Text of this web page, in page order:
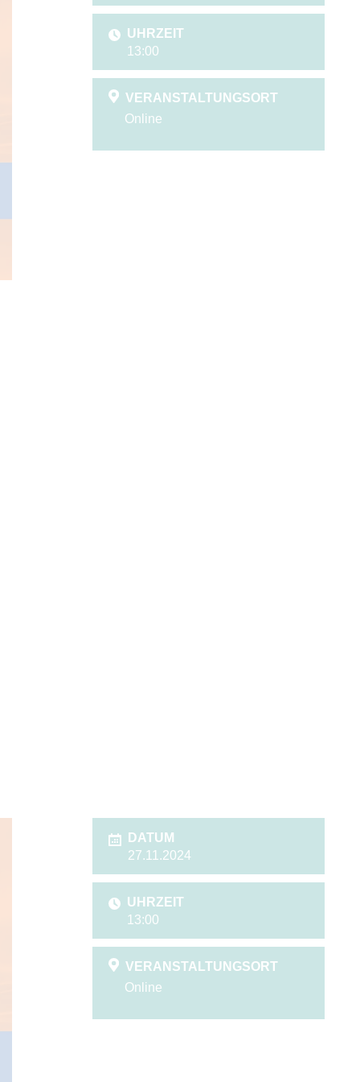
UHRZEIT
13:00
VERANSTALTUNGSORT
Online
DATUM
27.11.2024
UHRZEIT
13:00
VERANSTALTUNGSORT
Online